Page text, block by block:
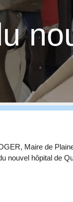
Maire de
nouvel hôpital de